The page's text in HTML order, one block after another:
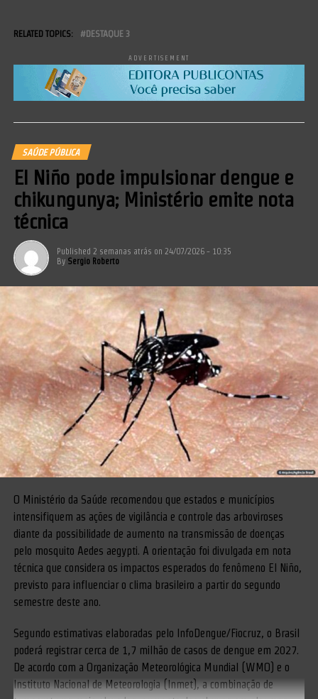
RELATED TOPICS: DESTAQUE 3
ADVERTISEMENT
SAÚDE PÚBLICA
El Niño pode impulsionar dengue e
chikungunya; Ministério emite nota
técnica
Published 2 semanas atrás on 24/07/2026 - 10:35
By Sergio Roberto
O Ministério da Saúde recomendou que estados e municípios
intensifiquem as ações de vigilância e controle das arboviroses
diante da possibilidade de aumento na transmissão de doenças
pelo mosquito Aedes aegypti. A orientação foi divulgada em nota
técnica que considera os impactos esperados do fenômeno El Niño,
previsto para influenciar o clima brasileiro a partir do segundo
semestre deste ano.
Segundo estimativas elaboradas pelo InfoDengue/Fiocruz, o Brasil
poderá registrar cerca de 1,7 milhão de casos de dengue em 2027.
De acordo com a Organização Meteorológica Mundial (WMO) e o
Instituto Nacional de Meteorologia (Inmet), a combinação de